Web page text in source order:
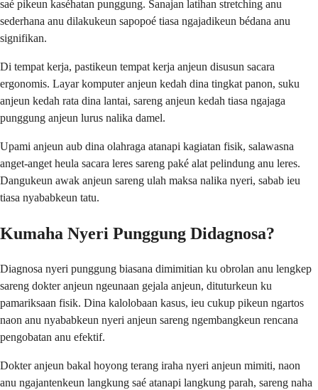
saé pikeun kaséhatan punggung. Sanajan latihan stretching anu
sederhana anu dilakukeun sapopoé tiasa ngajadikeun bédana anu
signifikan.
Di tempat kerja, pastikeun tempat kerja anjeun disusun sacara
ergonomis. Layar komputer anjeun kedah dina tingkat panon, suku
anjeun kedah rata dina lantai, sareng anjeun kedah tiasa ngajaga
punggung anjeun lurus nalika damel.
Upami anjeun aub dina olahraga atanapi kagiatan fisik, salawasna
anget-anget heula sacara leres sareng paké alat pelindung anu leres.
Dangukeun awak anjeun sareng ulah maksa nalika nyeri, sabab ieu
tiasa nyababkeun tatu.
Kumaha Nyeri Punggung Didagnosa?
Diagnosa nyeri punggung biasana dimimitian ku obrolan anu lengkep
sareng dokter anjeun ngeunaan gejala anjeun, dituturkeun ku
pamariksaan fisik. Dina kalolobaan kasus, ieu cukup pikeun ngartos
naon anu nyababkeun nyeri anjeun sareng ngembangkeun rencana
pengobatan anu efektif.
Dokter anjeun bakal hoyong terang iraha nyeri anjeun mimiti, naon
anu ngajantenkeun langkung saé atanapi langkung parah, sareng naha